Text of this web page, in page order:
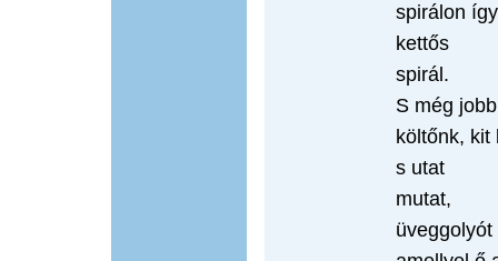
spirálon
kettős
spirál.
S még
költőnk, kit
s utat
mutat,